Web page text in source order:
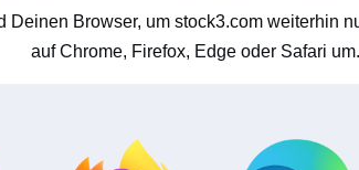
Deinen Browser, um stock3.com weiterhin
auf Chrome, Firefox, Edge oder Safari um.